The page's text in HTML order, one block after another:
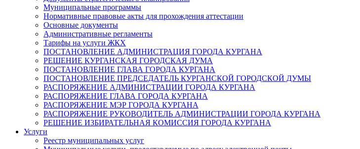
Муниципальные программы
Нормативные правовые акты для прохождения аттестации
Основные документы
Административные регламенты
Тарифы на услуги ЖКХ
ПОСТАНОВЛЕНИЕ АДМИНИСТРАЦИЯ ГОРОДА КУРГАНА
РЕШЕНИЕ КУРГАНСКАЯ ГОРОДСКАЯ ДУМА
ПОСТАНОВЛЕНИЕ ГЛАВА ГОРОДА КУРГАНА
ПОСТАНОВЛЕНИЕ ПРЕДСЕДАТЕЛЬ КУРГАНСКОЙ ГОРОДСКОЙ ДУМЫ
РАСПОРЯЖЕНИЕ АДМИНИСТРАЦИИ ГОРОДА КУРГАНА
РАСПОРЯЖЕНИЕ ГЛАВА ГОРОДА КУРГАНА
РАСПОРЯЖЕНИЕ МЭР ГОРОДА КУРГАНА
РАСПОРЯЖЕНИЕ РУКОВОДИТЕЛЬ АДМИНИСТРАЦИИ ГОРОДА КУРГАНА
РЕШЕНИЕ ИЗБИРАТЕЛЬНАЯ КОМИССИЯ ГОРОДА КУРГАНА
Услуги
Реестр муниципальных услуг